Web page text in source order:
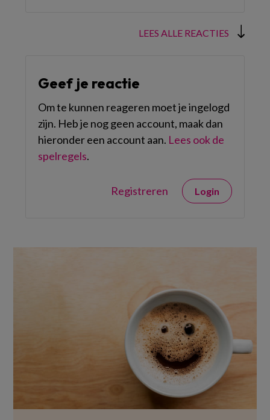
LEES ALLE REACTIES
Geef je reactie
Om te kunnen reageren moet je ingelogd
zijn. Heb je nog geen account, maak dan
hieronder een account aan. Lees ook de
spelregels.
Registreren Login